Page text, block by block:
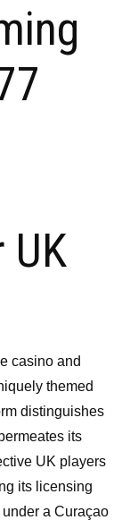
casino and
themed
distinguishes
its
UK players
its licensing
a Curaçao